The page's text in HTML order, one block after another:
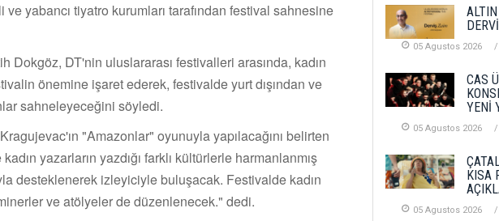
ve yabancı tiyatro kurumları tarafından festival sahnesine
Dokgöz, DT'nin uluslararası festivalleri arasında, kadın
önemine işaret ederek, festivalde yurt dışından ve
sahneleyeceğini söyledi.
"Amazonlar" oyunuyla yapılacağını belirten
yazarların yazdığı farklı kültürlerle harmanlanmış
desteklenerek izleyiciyle buluşacak. Festivalde kadın
ve atölyeler de düzenlenecek." dedi.
05 Agustos 2026
CAS
YENİ
05 Agustos 2026
KISA
05 Agustos 2026